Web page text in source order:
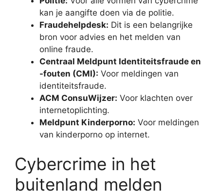
kan je aangifte doen via de politie.
Fraudehelpdesk: Dit is een belangrijke
bron voor advies en het melden van
online fraude.
Centraal Meldpunt Identiteitsfraude en
-fouten (CMI): Voor meldingen van
identiteitsfraude.
ACM ConsuWijzer: Voor klachten over
internetoplichting.
Meldpunt Kinderporno: Voor meldingen
van kinderporno op internet.
Cybercrime in het
buitenland melden